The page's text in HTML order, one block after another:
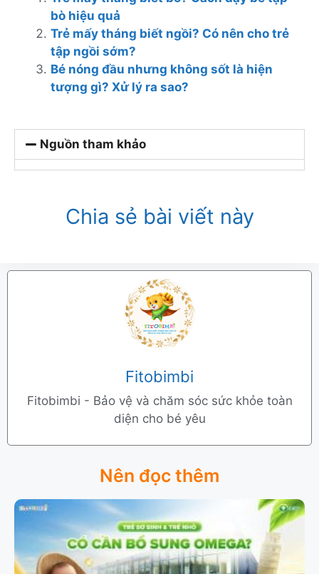
bò hiệu quả
Trẻ mấy tháng biết ngồi? Có nên cho trẻ
tập ngồi sớm?
Bé nóng đầu nhưng không sốt là hiện
tượng gì? Xử lý ra sao?
Nguồn tham khảo
Chia sẻ bài viết này
Fitobimbi
Fitobimbi - Bảo vệ và chăm sóc sức khỏe toàn
diện cho bé yêu
Nên đọc thêm